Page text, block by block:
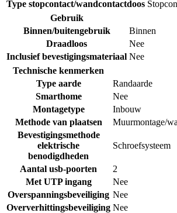
Type stopcontact/wandcontactdoos
Gebruik
Binnen/buitengebruik
Binnen
Draadloos
Nee
Inclusief bevestigingsmateriaal Nee
Technische kenmerken
Type aarde
Randaarde
Smarthome
Nee
Montagetype
Inbouw
Methode van plaatsen
Muurmontage/
Bevestigingsmethode
elektrische
benodigdheden
Schroefsysteem
Aantal usb-poorten
2
Met UTP ingang
Nee
Overspanningsbeveiliging Nee
Oververhittingsbeveiliging Nee